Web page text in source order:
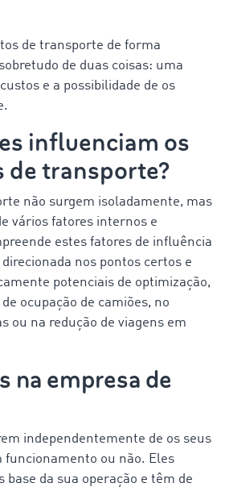
de transporte de forma
de duas coisas: uma
e a possibilidade de os
influenciam os
de transporte?
não surgem isoladamente, mas
vários fatores internos e
estes fatores de influência
nos pontos certos e
potenciais de optimização,
ocupação de camiões, no
ou na redução de viagens em
na empresa de
independentemente de os seus
funcionamento ou não. Eles
base da sua operação e têm de